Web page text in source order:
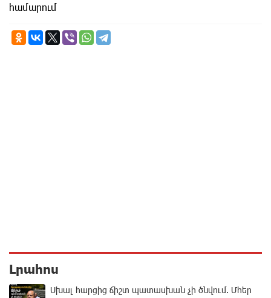
համարում
Լրահոս
Սխալ հարցից ճիշտ պատասխան չի ծնվում. Մհեր